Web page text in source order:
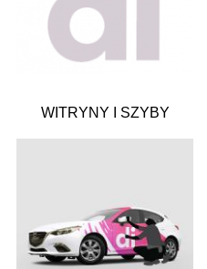
WITRYNY I SZYBY